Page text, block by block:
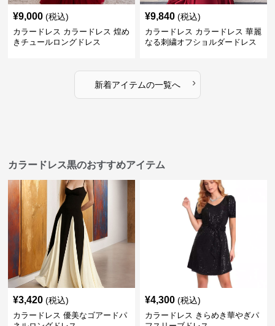
¥9,000 (税込)
カラードレス カラードレス 煌め
きチュールロングドレス
¥9,840 (税込)
カラードレス カラードレス 華麗
なる刺繍オフショルダードレス
新着アイテムの一覧へ ›
カラードレス黒のおすすめアイテム
¥3,420 (税込)
カラードレス 優美なゴアードパ
¥4,300 (税込)
カラードレス きらめき華やぎパ